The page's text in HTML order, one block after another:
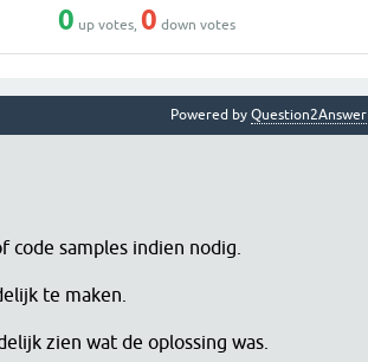
0 up votes,0 down votes
Powered by Question2Answer
samples indien nodig.
te maken.
zien wat de oplossing was.